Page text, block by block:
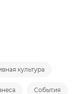
культура
События